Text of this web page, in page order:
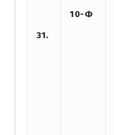
31.
10-Ф